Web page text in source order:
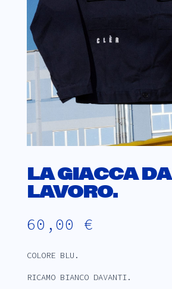
LA GIACCA DA
LAVORO.
60,00 €
COLORE BLU.
RICAMO BIANCO DAVANTI.